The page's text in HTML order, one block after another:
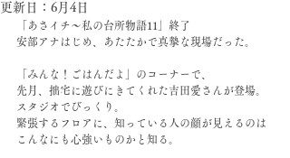
更新日： 6月4日
「あさイチ〜私の台所物語11」終了
安部アナはじめ、あたたかで真摯な現場だった。
「みんな！ごはんだよ」のコーナーで、
先月、拙宅に遊びにきてくれた吉田愛さんが登場。
スタジオでびっくり。
緊張するフロアに、知っている人の顔が見えるのは
こんなにも心強いものかと知る。